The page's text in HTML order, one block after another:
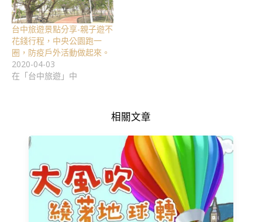
台中旅遊景點分享-親子遊不
花錢行程，中央公園跑一
圈，防疫戶外活動做起來。
2020-04-03
在「台中旅遊」中
相關文章